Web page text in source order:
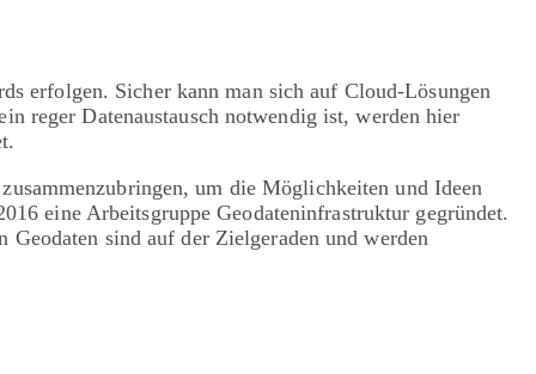
erfolgen. Sicher kann man sich auf Cloud-Lösungen
reger Datenaustausch notwendig ist, werden hier
um die Möglichkeiten und Ideen
eine Arbeitsgruppe Geodateninfrastruktur gegründet.
sind auf der Zielgeraden und werden